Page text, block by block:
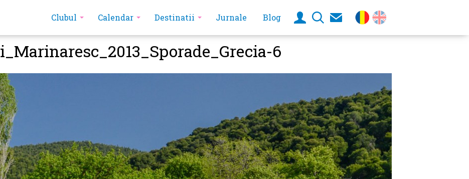
Clubul Calendar Destinatii Jurnale Blog
6